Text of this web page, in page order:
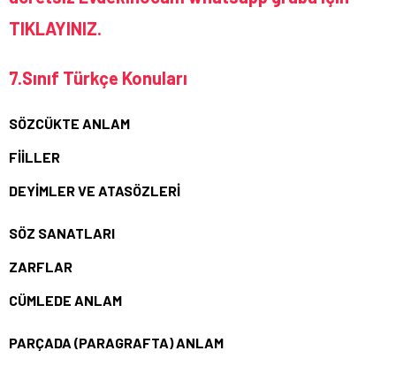
TIKLAYINIZ.
7.Sınıf Türkçe Konuları
SÖZCÜKTE ANLAM
FİİLLER
DEYİMLER VE ATASÖZLERİ
SÖZ SANATLARI
ZARFLAR
CÜMLEDE ANLAM
PARÇADA (PARAGRAFTA) ANLAM